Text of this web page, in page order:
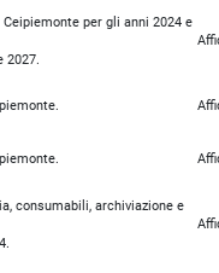
per gli anni 2024 e
2027.
consumabili, archiviazione e